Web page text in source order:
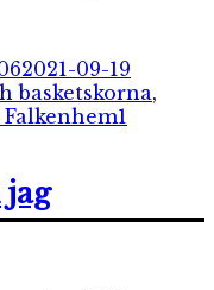
2021-09-19
basketskorna,
Falkenhem1
jag